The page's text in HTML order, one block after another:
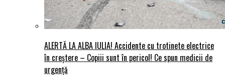
ALERTĂ LA ALBA IULIA! Accidente cu trotinete electrice
în creștere – Copiii sunt în pericol! Ce spun medicii de
urgență